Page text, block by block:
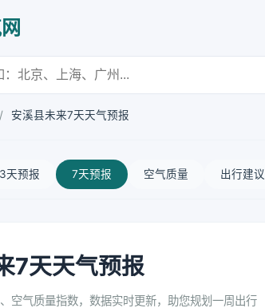
/ 安溪县未来7天天气预报
3天预报 7天预报 空气质量 出行建议
7天天气预报
空气质量指数，数据实时更新，助您规划一周出行